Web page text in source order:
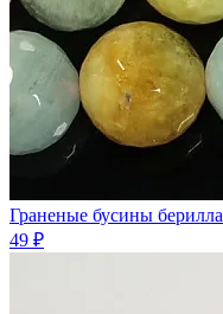
Граненые бусины берилла
49 ₽